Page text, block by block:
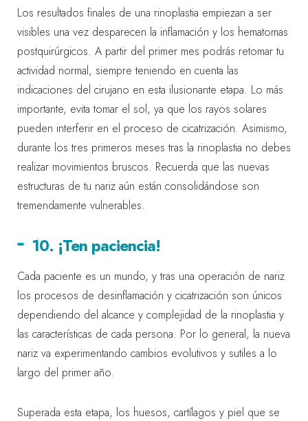
Los resultados finales de una rinoplastia empiezan a ser
visibles una vez desparecen la inflamación y los hematomas
postquirúrgicos. A partir del primer mes podrás retomar tu
actividad normal, siempre teniendo en cuenta las
indicaciones del cirujano en esta ilusionante etapa. Lo más
importante, evita tomar el sol, ya que los rayos solares
pueden interferir en el proceso de cicatrización. Asimismo,
durante los tres primeros meses tras la rinoplastia no debes
realizar movimientos bruscos. Recuerda que las nuevas
estructuras de tu nariz aún están consolidándose son
tremendamente vulnerables.
10. ¡Ten paciencia!
Cada paciente es un mundo, y tras una operación de nariz
los procesos de desinflamación y cicatrización son únicos
dependiendo del alcance y complejidad de la rinoplastia y
las características de cada persona. Por lo general, la nueva
nariz va experimentando cambios evolutivos y sutiles a lo
largo del primer año.
Superada esta etapa, los huesos, cartílagos y piel que se